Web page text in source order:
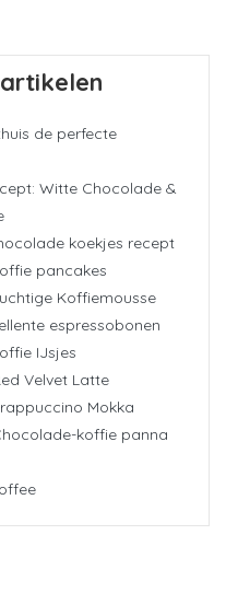
de perfecte
Witte Chocolade &
koekjes recept
pancakes
Koffiemousse
espressobonen
IJsjes
Velvet Latte
Mokka
koffie panna